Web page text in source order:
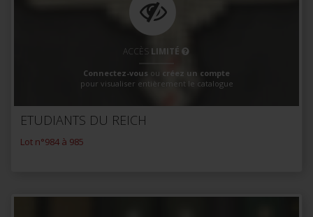
ACCÈS LIMITÉ
Connectez-vous ou créez un compte
pour visualiser entièrement le catalogue
ETUDIANTS DU REICH
Lot n°984 à 985